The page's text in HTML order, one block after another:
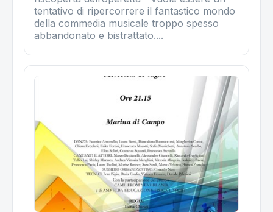
tentativo di ripercorrere il fantastico mondo
della commedia musicale troppo spesso
abbandonato e bistrattato....